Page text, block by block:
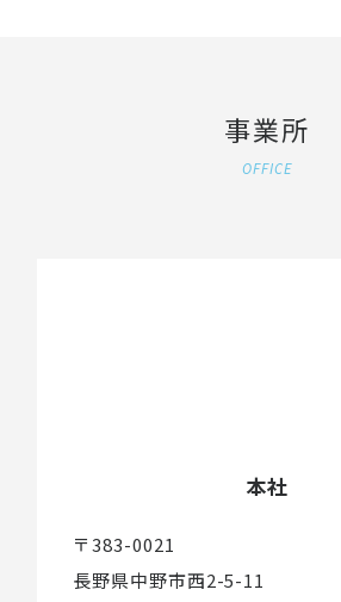
事業所
OFFICE
本社
〒383-0021
長野県中野市西2-5-11